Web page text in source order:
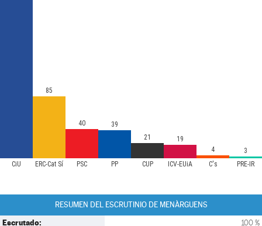
CiU ERC-Cat Sí PSC PP CUP ICV-EUiA C's PRE-IR
85
40
39
21
19
4
3
RESUMEN DEL ESCRUTINIO DE MENÀRGUENS
Escrutado: 100 %